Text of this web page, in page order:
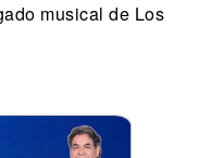
musical de Los